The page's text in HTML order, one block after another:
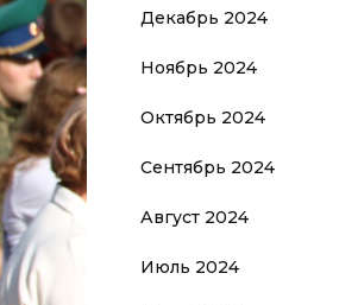
Декабрь 2024
Ноябрь 2024
Октябрь 2024
Сентябрь 2024
Август 2024
Июль 2024